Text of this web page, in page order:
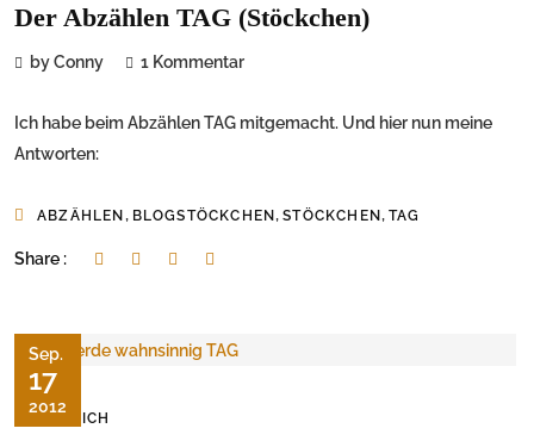
Der Abzählen TAG (Stöckchen)
by Conny 1 Kommentar
Ich habe beim Abzählen TAG mitgemacht. Und hier nun meine
Antworten:
ABZÄHLEN, BLOGSTÖCKCHEN,STÖCKCHEN,TAG
Share :
Sep.
17
2012
JUST ICH